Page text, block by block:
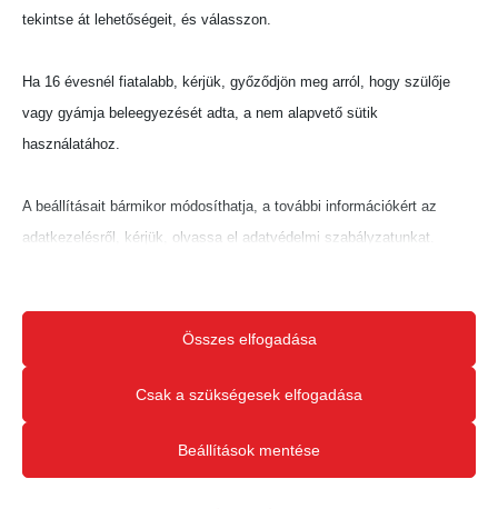
tekintse át lehetőségeit, és válasszon.
Ha 16 évesnél fiatalabb, kérjük, győződjön meg arról, hogy szülője
vagy gyámja beleegyezését adta, a nem alapvető sütik
használatához.
A beállításait bármikor módosíthatja, a további információkért az
adatkezelésről, kérjük, olvassa el adatvédelmi szabályzatunkat.
Ne feledje, hogy ha bizonyos típusú sütik, vagy szolgáltatások
letiltása mellett dönt, az befolyásolhatja a webhely által nyújtott
élményét és az általunk kínált szolgáltatásokat.
Összes elfogadása
Csak a szükségesek elfogadása
Beállítások mentése